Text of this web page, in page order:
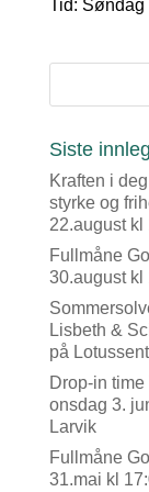
Tid:
Siste
Kraften i
styrke og
22.august kl
Fullmåne
30.august kl
Lisbeth &
på
Drop-in
onsdag 3.
Larvik
Fullmåne
31.mai kl